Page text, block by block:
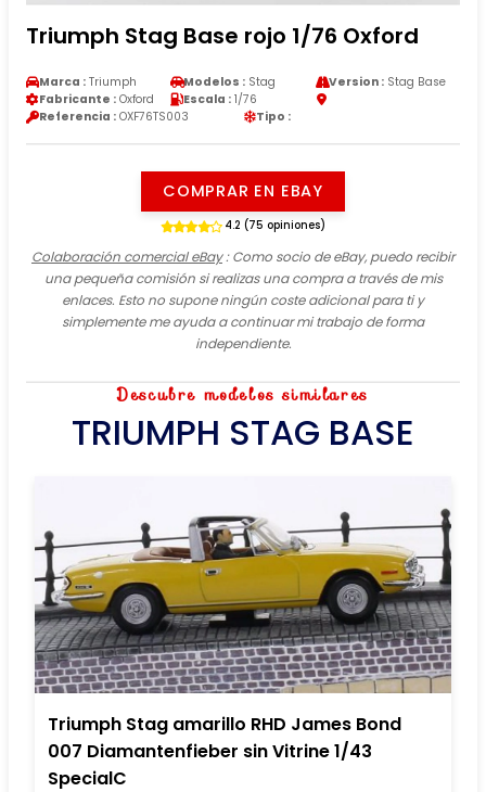
Triumph Stag Base rojo 1/76 Oxford
Marca : Triumph Modelos : Stag Version :Stag Base
Fabricante : Oxford Escala : 1/76
Referencia : OXF76TS003 Tipo :
COMPRAR EN EBAY
4.2 (75 opiniones)
Colaboración comercial eBay: Como socio de eBay, puedo recibir
una pequeña comisión si realizas una compra a través de mis
enlaces. Esto no supone ningún coste adicional para ti y
simplemente me ayuda a continuar mi trabajo de forma
independiente.
Descubre modelos similares
TRIUMPH STAG BASE
Triumph Stag amarillo RHD James Bond
007 Diamantenfieber sin Vitrine 1/43
SpecialC